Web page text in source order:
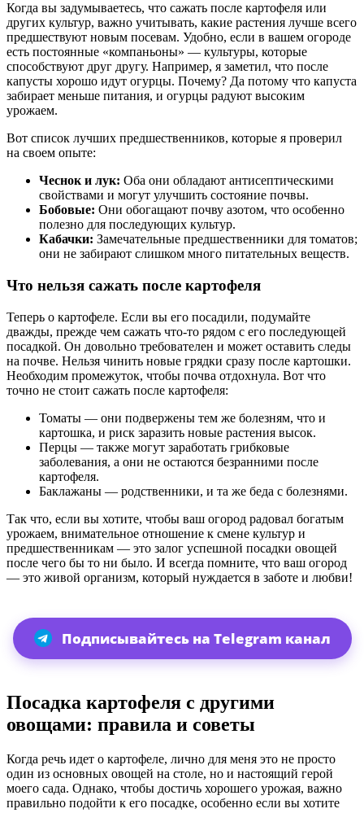
Когда вы задумываетесь, что сажать после картофеля или
других культур, важно учитывать, какие растения лучше всего
предшествуют новым посевам. Удобно, если в вашем огороде
есть постоянные «компаньоны» — культуры, которые
способствуют друг другу. Например, я заметил, что после
капусты хорошо идут огурцы. Почему? Да потому что капуста
забирает меньше питания, и огурцы радуют высоким
урожаем.
Вот список лучших предшественников, которые я проверил
на своем опыте:
Чеснок и лук: Оба они обладают антисептическими
свойствами и могут улучшить состояние почвы.
Бобовые: Они обогащают почву азотом, что особенно
полезно для последующих культур.
Кабачки: Замечательные предшественники для томатов;
они не забирают слишком много питательных веществ.
Что нельзя сажать после картофеля
Теперь о картофеле. Если вы его посадили, подумайте
дважды, прежде чем сажать что-то рядом с его последующей
посадкой. Он довольно требователен и может оставить следы
на почве. Нельзя чинить новые грядки сразу после картошки.
Необходим промежуток, чтобы почва отдохнула. Вот что
точно не стоит сажать после картофеля:
Томаты — они подвержены тем же болезням, что и
картошка, и риск заразить новые растения высок.
Перцы — также могут заработать грибковые
заболевания, а они не остаются безранними после
картофеля.
Баклажаны — родственники, и та же беда с болезнями.
Так что, если вы хотите, чтобы ваш огород радовал богатым
урожаем, внимательное отношение к смене культур и
предшественникам — это залог успешной посадки овощей
после чего бы то ни было. И всегда помните, что ваш огород
— это живой организм, который нуждается в заботе и любви!
Подписывайтесь на Telegram канал
Посадка картофеля с другими
овощами: правила и советы
Когда речь идет о картофеле, лично для меня это не просто
один из основных овощей на столе, но и настоящий герой
моего сада. Однако, чтобы достичь хорошего урожая, важно
правильно подойти к его посадке, особенно если вы хотите